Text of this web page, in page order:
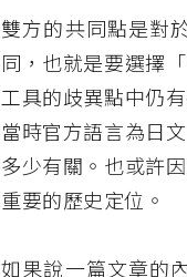
雙方的共同點是對
同，也就是要選擇
工具的歧異點中仍
當時官方語言為日
多少有關。也或許
重要的歷史定位。
如果說一篇文章的